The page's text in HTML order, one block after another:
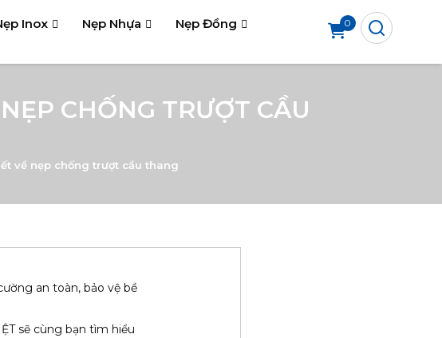
Inox Nẹp Nhựa Nẹp Đồng 0
CHỐNG TRƯỢT CẦU
về nẹp chống trượt cầu thang
an toàn, bảo vệ bề
sẽ cùng bạn tìm hiểu